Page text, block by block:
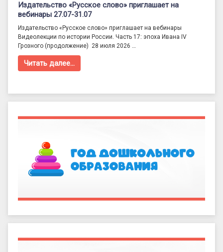
Издательство «Русское слово» приглашает на
вебинары 27.07-31.07
Издательство «Русское слово» приглашает на вебинары
Видеолекции по истории России. Часть 17: эпоха Ивана IV
Грозного (продолжение) 28 июля 2026 …
Читать далее…